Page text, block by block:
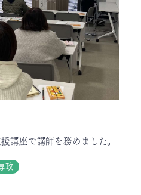
講座で講師を務めました。
攻